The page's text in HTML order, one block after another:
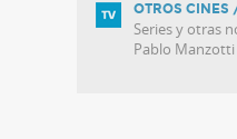
OTROS CINES
Series y otras
Pablo Manzotti